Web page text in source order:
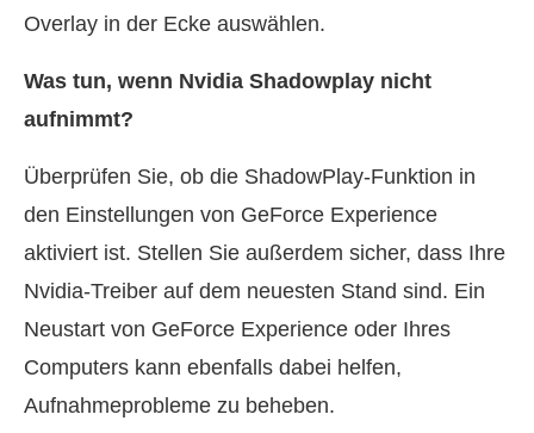
Overlay in der Ecke auswählen.
Was tun, wenn Nvidia Shadowplay nicht
aufnimmt?
Überprüfen Sie, ob die ShadowPlay-Funktion in
den Einstellungen von GeForce Experience
aktiviert ist. Stellen Sie außerdem sicher, dass Ihre
Nvidia-Treiber auf dem neuesten Stand sind. Ein
Neustart von GeForce Experience oder Ihres
Computers kann ebenfalls dabei helfen,
Aufnahmeprobleme zu beheben.